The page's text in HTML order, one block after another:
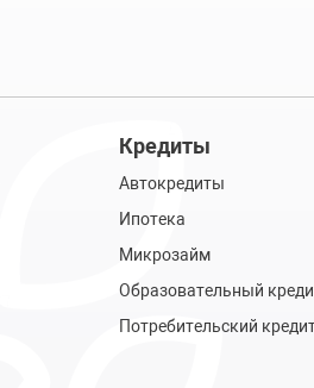
Кредиты
Автокредиты
Ипотека
Микрозайм
Образовательный
Потребительский